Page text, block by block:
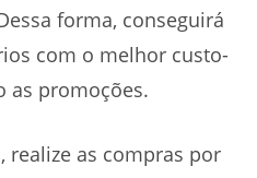
forma, conseguirá
com o melhor custo-
as promoções.
realize as compras por